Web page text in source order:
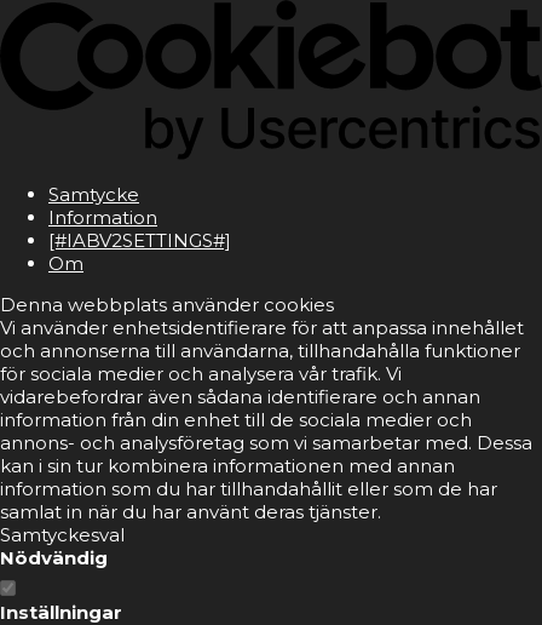
Samtycke
Information
[#IABV2SETTINGS#]
Om
Denna webbplats använder cookies
Vi använder enhetsidentifierare för att anpassa innehållet
och annonserna till användarna, tillhandahålla funktioner
för sociala medier och analysera vår trafik. Vi
vidarebefordrar även sådana identifierare och annan
information från din enhet till de sociala medier och
annons- och analysföretag som vi samarbetar med. Dessa
kan i sin tur kombinera informationen med annan
information som du har tillhandahållit eller som de har
samlat in när du har använt deras tjänster.
Samtyckesval
Nödvändig
Inställningar